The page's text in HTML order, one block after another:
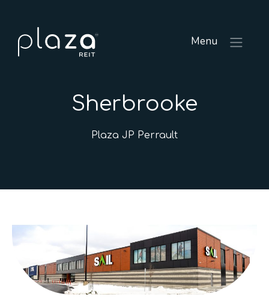
Menu
Sherbrooke
Plaza JP Perrault